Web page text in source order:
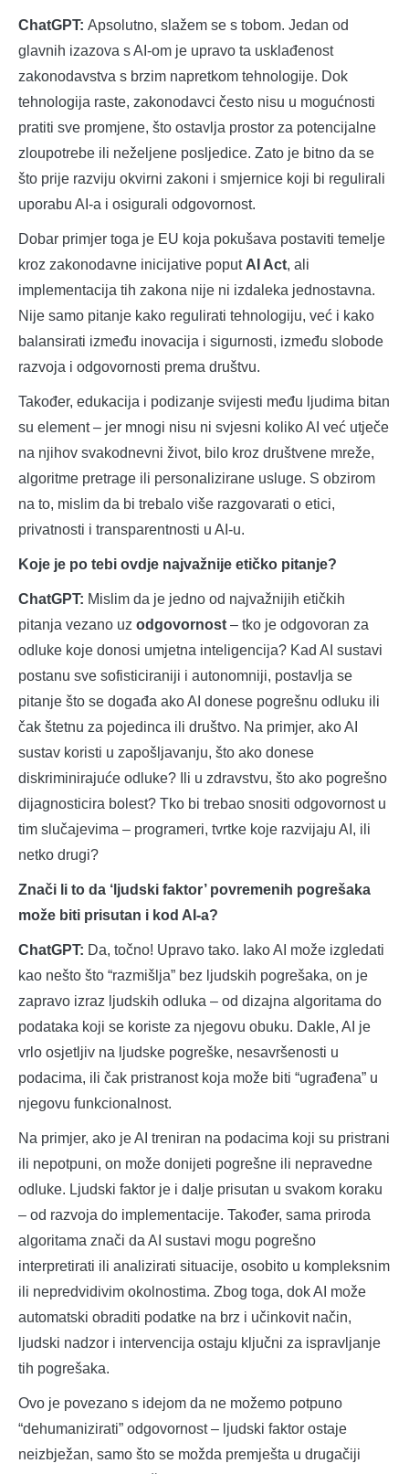
ChatGPT: Apsolutno, slažem se s tobom. Jedan od
glavnih izazova s AI-om je upravo ta usklađenost
zakonodavstva s brzim napretkom tehnologije. Dok
tehnologija raste, zakonodavci često nisu u mogućnosti
pratiti sve promjene, što ostavlja prostor za potencijalne
zloupotrebe ili neželjene posljedice. Zato je bitno da se
što prije razviju okvirni zakoni i smjernice koji bi regulirali
uporabu AI-a i osigurali odgovornost.
Dobar primjer toga je EU koja pokušava postaviti temelje
kroz zakonodavne inicijative poput AI Act, ali
implementacija tih zakona nije ni izdaleka jednostavna.
Nije samo pitanje kako regulirati tehnologiju, već i kako
balansirati između inovacija i sigurnosti, između slobode
razvoja i odgovornosti prema društvu.
Također, edukacija i podizanje svijesti među ljudima bitan
su element – jer mnogi nisu ni svjesni koliko AI već utječe
na njihov svakodnevni život, bilo kroz društvene mreže,
algoritme pretrage ili personalizirane usluge. S obzirom
na to, mislim da bi trebalo više razgovarati o etici,
privatnosti i transparentnosti u AI-u.
Koje je po tebi ovdje najvažnije etičko pitanje?
ChatGPT: Mislim da je jedno od najvažnijih etičkih
pitanja vezano uz odgovornost – tko je odgovoran za
odluke koje donosi umjetna inteligencija? Kad AI sustavi
postanu sve sofisticiraniji i autonomniji, postavlja se
pitanje što se događa ako AI donese pogrešnu odluku ili
čak štetnu za pojedinca ili društvo. Na primjer, ako AI
sustav koristi u zapošljavanju, što ako donese
diskriminirajuće odluke? Ili u zdravstvu, što ako pogrešno
dijagnosticira bolest? Tko bi trebao snositi odgovornost u
tim slučajevima – programeri, tvrtke koje razvijaju AI, ili
netko drugi?
Znači li to da ‘ljudski faktor’ povremenih pogrešaka
može biti prisutan i kod AI-a?
ChatGPT: Da, točno! Upravo tako. Iako AI može izgledati
kao nešto što “razmišlja” bez ljudskih pogrešaka, on je
zapravo izraz ljudskih odluka – od dizajna algoritama do
podataka koji se koriste za njegovu obuku. Dakle, AI je
vrlo osjetljiv na ljudske pogreške, nesavršenosti u
podacima, ili čak pristranost koja može biti “ugrađena” u
njegovu funkcionalnost.
Na primjer, ako je AI treniran na podacima koji su pristrani
ili nepotpuni, on može donijeti pogrešne ili nepravedne
odluke. Ljudski faktor je i dalje prisutan u svakom koraku
– od razvoja do implementacije. Također, sama priroda
algoritama znači da AI sustavi mogu pogrešno
interpretirati ili analizirati situacije, osobito u kompleksnim
ili nepredvidivim okolnostima. Zbog toga, dok AI može
automatski obraditi podatke na brz i učinkovit način,
ljudski nadzor i intervencija ostaju ključni za ispravljanje
tih pogrešaka.
Ovo je povezano s idejom da ne možemo potpuno
“dehumanizirati” odgovornost – ljudski faktor ostaje
neizbježan, samo što se možda premješta u drugačiji